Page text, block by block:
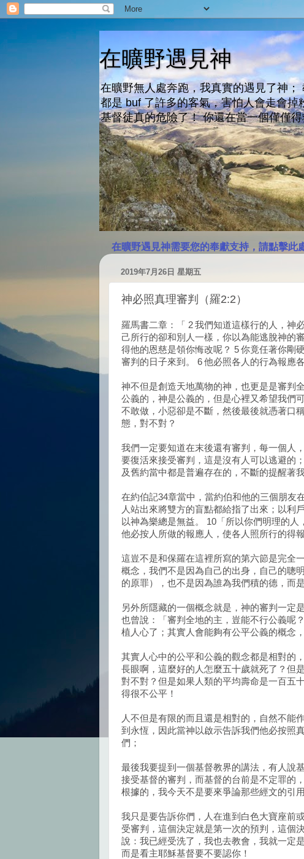
在曠野遇見神
在曠野無人處奔跑，我真實的遇見了神
都是 buf 了許多的客氣，害怕人會走會
基督徒真的危險了！ 你還在當一個僅僅
在曠野遇見神需要您的奉獻支持，請點擊此
2019年7月26日 星期五
神必照真理審判（羅2:2）
羅馬書二章：「 2 我們知道這樣行的人，神
己所行的卻和別人一樣，你以為能逃脫神的
得他的恩慈是領你悔改呢？ 5 你竟任著你剛
審判的日子來到。 6 他必照各人的行為報應各
神不但是創造天地萬物的神，也更是是審判
公義的，神是公義的，但是心裡又希望我們
不敢做，小惡卻是不斷，然後最後就憑著口
態，對不對？
我們一定要知道在末後還有審判，每一個人
要復活來接受審判，這是沒有人可以逃避的
及舊約當中都是普遍存在的，不斷的提醒著我
在約伯記34章當中，當約伯和他的三個朋友
人站出來將雙方的盲點都給指了出來；以利
以神為樂總是無益。 10「所以你們明理的
他必按人所做的報應人，使各人照所行的得報
這豈不是和保羅在這裡所寫的第六節是完全
概念，我們不是因為自己的出身，自己的聰
的原罪），也不是因為誰為我們積的德，而
另外所隱藏的一個概念就是，神的審判一定
也曾說：「審判全地的主，豈能不行公義呢
植人心了；其實人會能夠有公平公義的概念
其實人心中的公平和公義的觀念都是相對的
長眼啊，這麼好的人怎麼五十歲就死了？但
對不對？但是如果人類的平均壽命是一百五
得很不公平！
人不但是有限的而且還是相對的，自然不能
到永恆，因此當神以啟示告訴我們他必按照
們；
最後我要提到一個基督教界的講法，有人說
接受基督的審判，而基督的台前是不定罪的
根據的，我今天不是要來爭論那些經文的引
我只是要告訴你們，人在進到白色大寶座前
受審判，這個決定就是第一次的預判，這個
說：我已經受洗了，我也去教會，我就一定
而是看主耶穌基督要不要認你！